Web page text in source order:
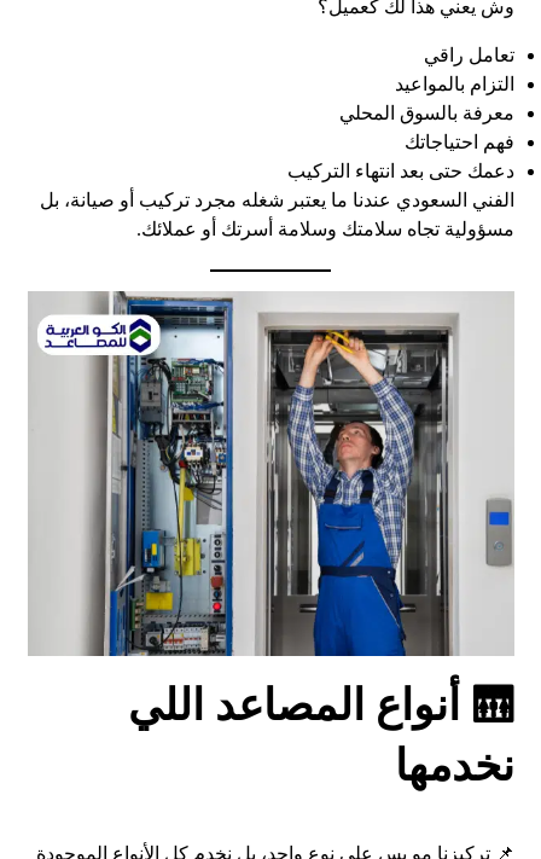
وش يعني هذا لك كعميل؟
تعامل راقي
التزام بالمواعيد
معرفة بالسوق المحلي
فهم احتياجاتك
دعمك حتى بعد انتهاء التركيب
الفني السعودي عندنا ما يعتبر شغله مجرد تركيب أو صيانة، بل
مسؤولية تجاه سلامتك وسلامة أسرتك أو عملائك.
🛗 أنواع المصاعد اللي
نخدمها
📌 تركيزنا مو بس على نوع واحد، بل نخدم كل الأنواع الموجودة